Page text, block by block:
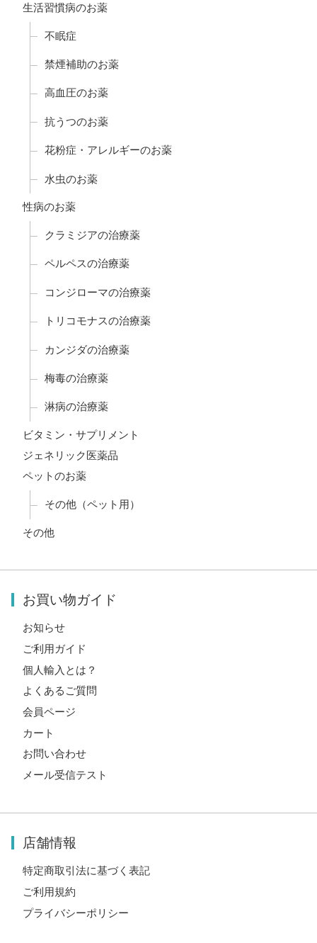
生活習慣病のお薬
不眠症
禁煙補助のお薬
高血圧のお薬
抗うつのお薬
花粉症・アレルギーのお薬
水虫のお薬
性病のお薬
クラミジアの治療薬
ペルペスの治療薬
コンジローマの治療薬
トリコモナスの治療薬
カンジダの治療薬
梅毒の治療薬
淋病の治療薬
ビタミン・サプリメント
ジェネリック医薬品
ペットのお薬
その他（ペット用）
その他
お買い物ガイド
お知らせ
ご利用ガイド
個人輸入とは？
よくあるご質問
会員ページ
カート
お問い合わせ
メール受信テスト
店舗情報
特定商取引法に基づく表記
ご利用規約
プライバシーポリシー